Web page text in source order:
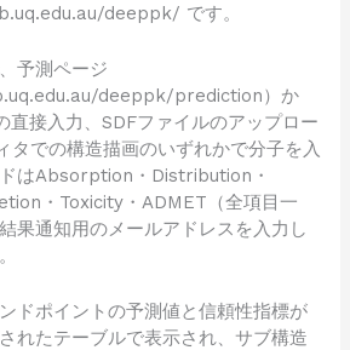
deeppk/ です。
予測ページ
deeppk/prediction）か
直接入力、SDFファイルのアップロー
タでの構造描画のいずれかで分子を入
はAbsorption・Distribution・
・Toxicity・ADMET（全項目一
果通知用のメールアドレスを入力し
ドポイントの予測値と信頼性指標が
れたテーブルで表示され、サブ構造